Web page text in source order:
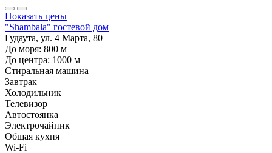
Показать цены
"Shambala" гостевой дом
Гудаута, ул. 4 Марта, 80
До моря: 800 м
До центра: 1000 м
Стиральная машина
Завтрак
Холодильник
Телевизор
Автостоянка
Электрочайник
Общая кухня
Wi-Fi